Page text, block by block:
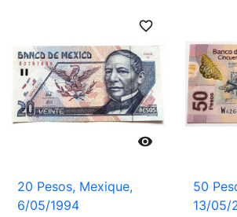

favorite_border
20 Pesos, Mexique,
6/05/1994
50
13/05/